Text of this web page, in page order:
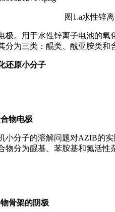
图1.a水性锌
极。用于水性锌离子电池的
分为三类：醌类、酰亚胺类和
还原小分子
物电极
小分子的溶解问题对AZIB的
物分为醌基、苯胺基和氮活性
骨架的阴极